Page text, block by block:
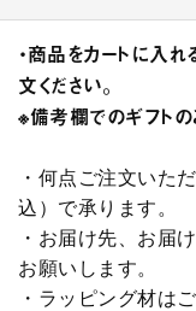
・商品をカートに入れ
文ください。
※備考欄でのギフト
・何点ご注文いた
込）で承ります。
・お届け先、お届
お願いします。
・ラッピング材は